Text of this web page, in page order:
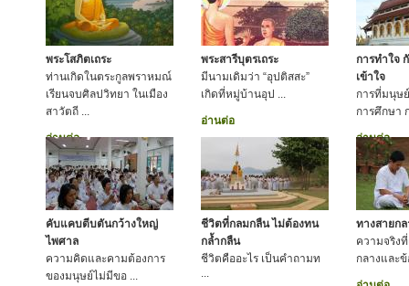
พระโสภิตเถระ
ท่านเกิดในตระกูลพราหมณ์
เรียนจบศิลปวิทยา ในเมือง
สาวัตถี ...
อ่านต่อ
พระสารีบุตรเถระ
มีนามเดิมว่า “อุปติสสะ”
เกิดที่หมู่บ้านอุป ...
อ่านต่อ
การทำใจ
เข้าใจ
การที่มนุษ
การศึกษา
อ่านต่อ
คับแคบตีบตันกว้างใหญ่
ไพศาล
ความคิดและคามต้องการ
ของมนุษย์ไม่มีขอ ...
ชีวิตที่กลมกลืน ไม่ต้องทน
กล้ำกลืน
ชีวิตคืออะไร เป็นคำถามท
...
ทางสายกล
ความจริง
กลางและ